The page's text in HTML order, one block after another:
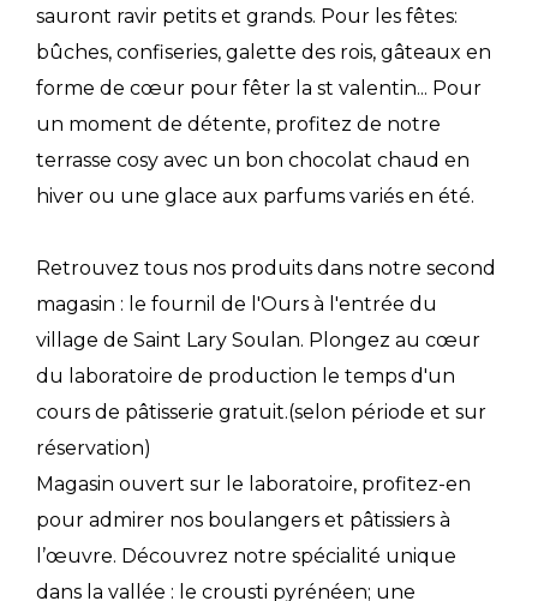
sauront ravir petits et grands. Pour les fêtes:
bûches, confiseries, galette des rois, gâteaux en
forme de cœur pour fêter la st valentin... Pour
un moment de détente, profitez de notre
terrasse cosy avec un bon chocolat chaud en
hiver ou une glace aux parfums variés en été.
Retrouvez tous nos produits dans notre second
magasin : le fournil de l'Ours à l'entrée du
village de Saint Lary Soulan. Plongez au cœur
du laboratoire de production le temps d'un
cours de pâtisserie gratuit.(selon période et sur
réservation)
Magasin ouvert sur le laboratoire, profitez-en
pour admirer nos boulangers et pâtissiers à
l’œuvre. Découvrez notre spécialité unique
dans la vallée : le crousti pyrénéen; une